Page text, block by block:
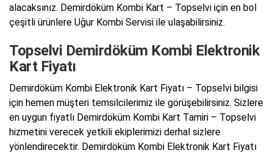
alacaksınız. Demirdöküm Kombi Kart – Topselvi için en bol
çeşitli ürünlere Uğur Kombi Servisi ile ulaşabilirsiniz.
Topselvi Demirdöküm Kombi Elektronik
Kart Fiyatı
Demirdöküm Kombi Elektronik Kart Fiyatı – Topselvi bilgisi
için hemen müşteri temsilcilerimiz ile görüşebilirsiniz. Sizlere
en uygun fiyatlı Demirdöküm Kombi Kart Tamiri – Topselvi
hizmetini verecek yetkili ekiplerimizi derhal sizlere
yönlendirecektir. Demirdöküm Kombi Elektronik Kart Fiyatı